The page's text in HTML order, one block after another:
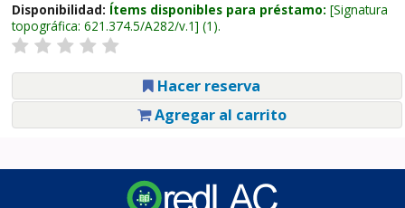
Disponibilidad: Ítems disponibles para préstamo: Signatura
topográfica: 621.374.5/A282/v.1 (1).
Hacer reserva
Agregar al carrito